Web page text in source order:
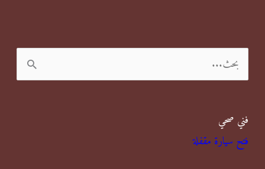
ل
ح
ث
فني صحي
فتح سيارة مقفلة